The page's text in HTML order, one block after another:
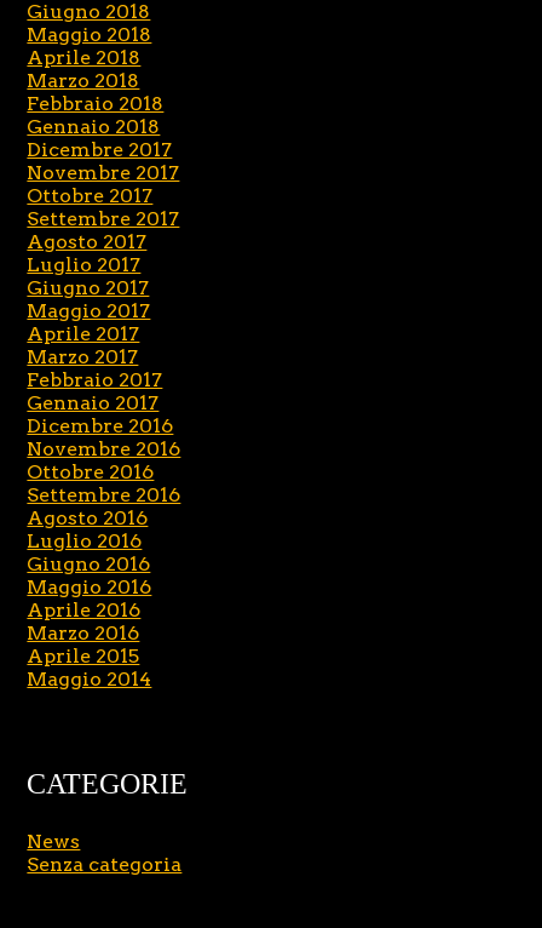
Giugno 2018
Maggio 2018
Aprile 2018
Marzo 2018
Febbraio 2018
Gennaio 2018
Dicembre 2017
Novembre 2017
Ottobre 2017
Settembre 2017
Agosto 2017
Luglio 2017
Giugno 2017
Maggio 2017
Aprile 2017
Marzo 2017
Febbraio 2017
Gennaio 2017
Dicembre 2016
Novembre 2016
Ottobre 2016
Settembre 2016
Agosto 2016
Luglio 2016
Giugno 2016
Maggio 2016
Aprile 2016
Marzo 2016
Aprile 2015
Maggio 2014
CATEGORIE
News
Senza categoria